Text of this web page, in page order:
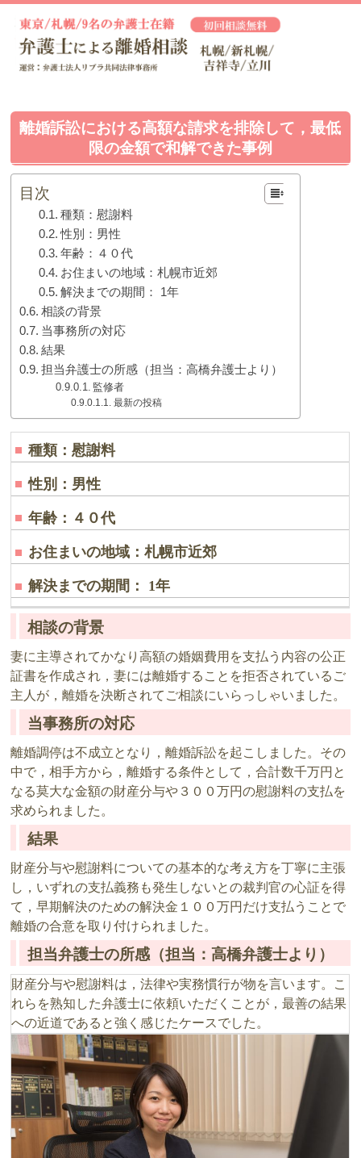
離婚訴訟における高額な請求を排除して，最低
限の金額で和解できた事例
目次
種類：慰謝料
性別：男性
年齢：４０代
お住まいの地域：札幌市近郊
解決までの期間： 1年
相談の背景
当事務所の対応
結果
担当弁護士の所感（担当：高橋弁護士より）
監修者
最新の投稿
種類：慰謝料
性別：男性
年齢：４０代
お住まいの地域：札幌市近郊
解決までの期間： 1年
相談の背景
妻に主導されてかなり高額の婚姻費用を支払う内容の公正
証書を作成され，妻には離婚することを拒否されているご
主人が，離婚を決断されてご相談にいらっしゃいました。
当事務所の対応
離婚調停は不成立となり，離婚訴訟を起こしました。その
中で，相手方から，離婚する条件として，合計数千万円と
なる莫大な金額の財産分与や３００万円の慰謝料の支払を
求められました。
結果
財産分与や慰謝料についての基本的な考え方を丁寧に主張
し，いずれの支払義務も発生しないとの裁判官の心証を得
て，早期解決のための解決金１００万円だけ支払うことで
離婚の合意を取り付けられました。
担当弁護士の所感（担当：高橋弁護士より）
財産分与や慰謝料は，法律や実務慣行が物を言います。こ
れらを熟知した弁護士に依頼いただくことが，最善の結果
への近道であると強く感じたケースでした。